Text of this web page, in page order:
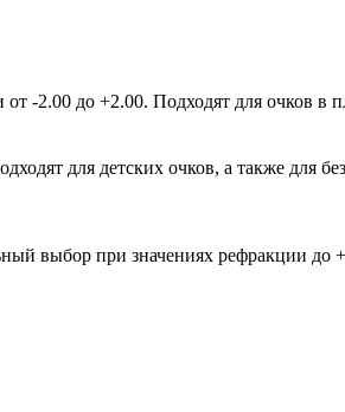
2.00 до +2.00. Подходят для очков в
для детских очков, а также для
выбор при значениях рефракции до